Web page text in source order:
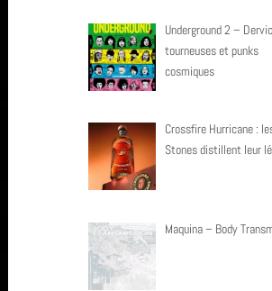
Underground 2 –
tourneuses et punks
cosmiques
Crossfire Hurricane :
Stones distillent leur
Maquina – Body